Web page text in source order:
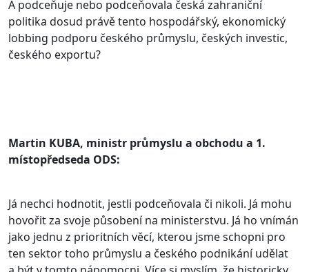
A podceňuje nebo podceňovala česká zahraniční
politika dosud právě tento hospodářský, ekonomický
lobbing podporu českého průmyslu, českých investic,
českého exportu?
Martin KUBA, ministr průmyslu a obchodu a 1.
místopředseda ODS:
Já nechci hodnotit, jestli podceňovala či nikoli. Já mohu
hovořit za svoje působení na ministerstvu. Já ho vnímán
jako jednu z prioritních věcí, kterou jsme schopni pro
ten sektor toho průmyslu a českého podnikání udělat